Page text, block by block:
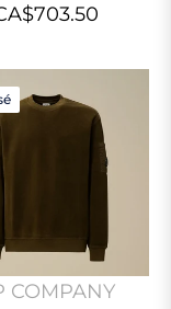
COMPANY